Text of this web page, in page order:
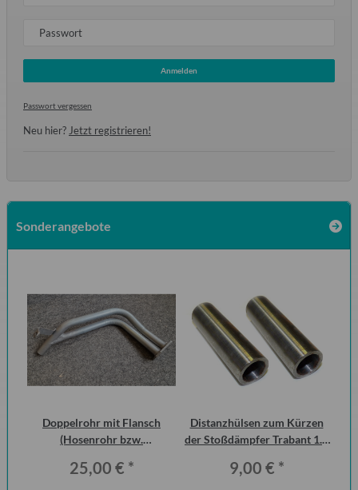
Passwort
Anmelden
Passwort vergessen
Neu hier?Jetzt registrieren!
Sonderangebote
Doppelrohr mit Flansch
(Hosenrohr bzw.
(ohne KAT)
25,00 € *
Distanzhülsen zum Kürzen
der Stoßdämpfer Trabant 1.1
9,00 € *